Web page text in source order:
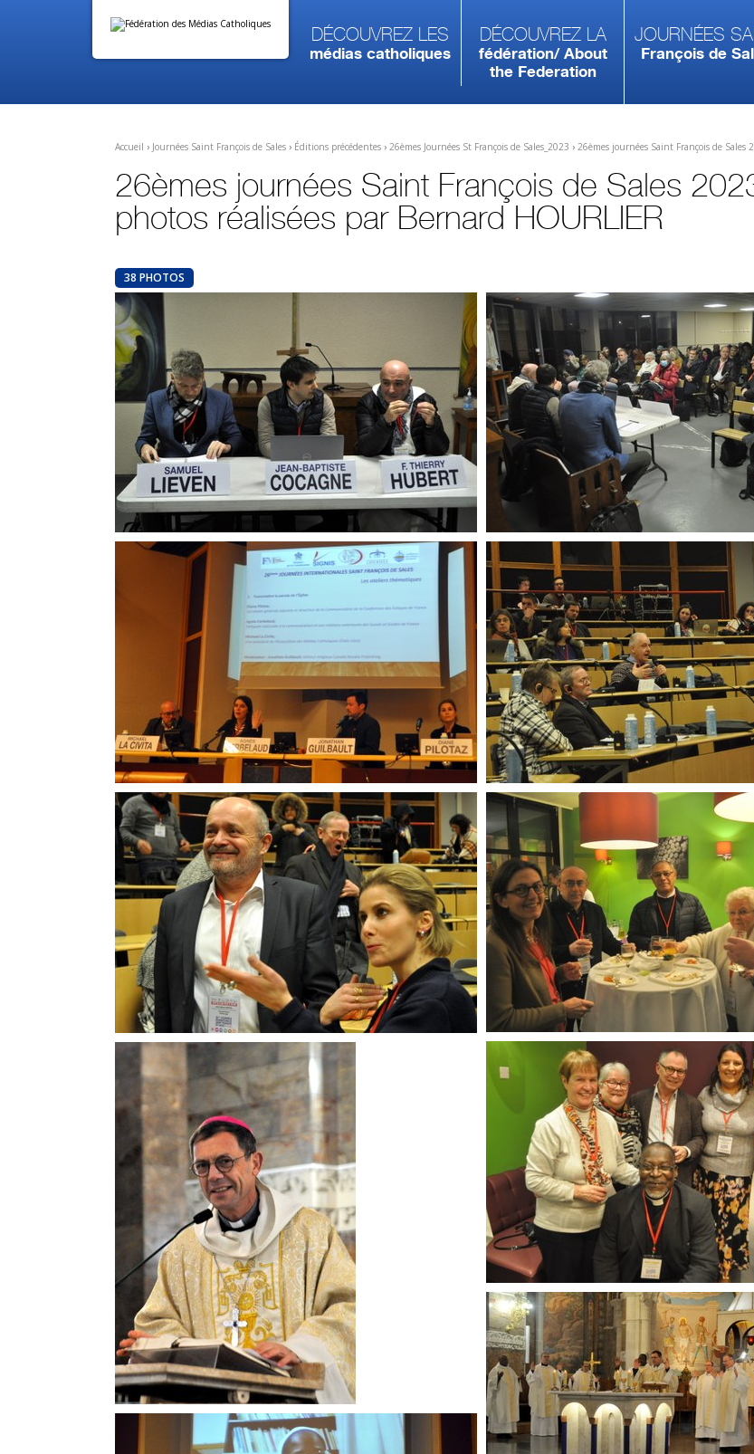
contenu.
Aller
personnels
Découvrez les
médias catholiques
Découvrez la
fédération/ About
the Federation
Journées
François de
Accueil › Journées Saint François de Sales › Éditions précédentes › 26èmes Journées St François de Sales_2023 › 26èmes journées Saint François de Sales
26èmes journées Saint François de Sales
photos réalisées par Bernard HOURLIER
38 PHOTOS